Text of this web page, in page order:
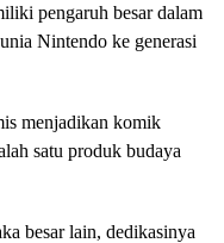
pengaruh besar dalam
Nintendo ke generasi
menjadikan komik
satu produk budaya
besar lain, dedikasinya